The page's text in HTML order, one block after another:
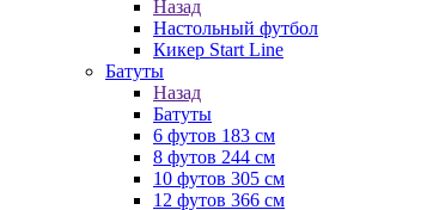
Назад
Настольный футбол
Кикер Start Line
Батуты
Назад
Батуты
6 футов 183 см
8 футов 244 см
10 футов 305 см
12 футов 366 см